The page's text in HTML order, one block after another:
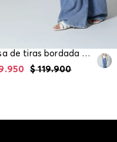
Blusa de tiras bordada para mujer
$ 119.900
.950